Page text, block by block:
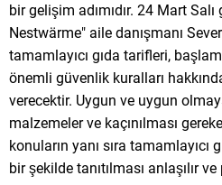
bir gelişim adımıdır. 24 Mart
Nestwärme" aile danışmanı
tamamlayıcı gıda tarifleri,
önemli güvenlik kuralları
verecektir. Uygun ve uygun
malzemeler ve kaçınılması
konuların yanı sıra tamamlayıcı
bir şekilde tanıtılması anlaşılır